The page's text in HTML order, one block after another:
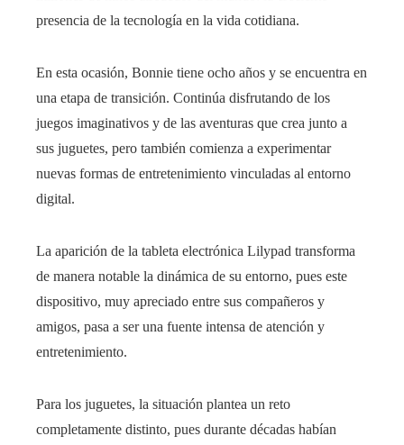
presencia de la tecnología en la vida cotidiana.
En esta ocasión, Bonnie tiene ocho años y se encuentra en
una etapa de transición. Continúa disfrutando de los
juegos imaginativos y de las aventuras que crea junto a
sus juguetes, pero también comienza a experimentar
nuevas formas de entretenimiento vinculadas al entorno
digital.
La aparición de la tableta electrónica Lilypad transforma
de manera notable la dinámica de su entorno, pues este
dispositivo, muy apreciado entre sus compañeros y
amigos, pasa a ser una fuente intensa de atención y
entretenimiento.
Para los juguetes, la situación plantea un reto
completamente distinto, pues durante décadas habían